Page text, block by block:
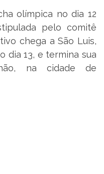
olímpica no dia 12
pelo comitê
chega a São Luis,
dia 13, e termina sua
na cidade de